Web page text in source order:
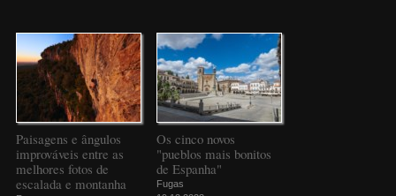
Paisagens e ângulos
improváveis entre as
melhores fotos de
escalada e montanha
Os cinco novos
"pueblos mais bonitos
de Espanha"
Fugas